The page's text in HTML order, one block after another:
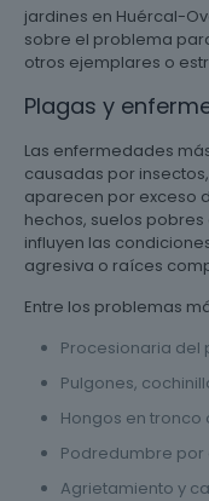
jardines en Huércal-
sobre el problema
otros ejemplares o
Plagas y
Las enfermedades
causadas por
aparecen por exceso
hechos, suelos
influyen las
agresiva o raíces
Entre los problemas
Procesionaria del
Pulgones,
Hongos en
Podredumbre
Agrietamiento y